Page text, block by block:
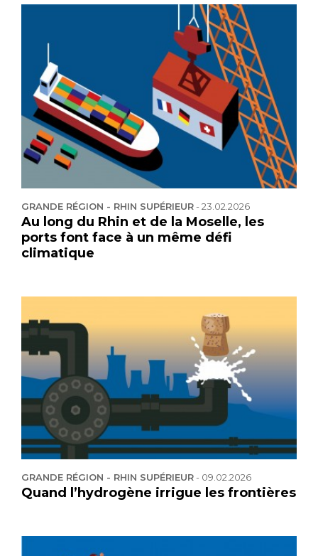
GRANDE RÉGION - RHIN SUPÉRIEUR-23.02.2026
Au long du Rhin et de la Moselle, les
ports font face à un même défi
climatique
GRANDE RÉGION - RHIN SUPÉRIEUR- 09.02.2026
Quand l’hydrogène irrigue les frontières